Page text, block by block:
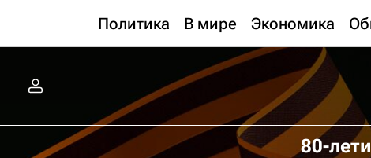
Политика В мире Экономика
80-